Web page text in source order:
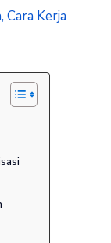
Cara Kerja